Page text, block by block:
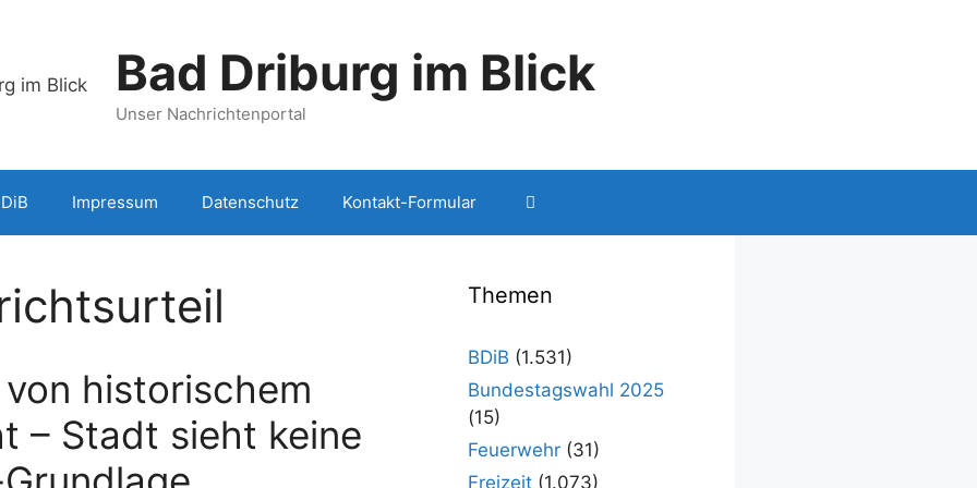
Bad Driburg im Blick
Unser Nachrichtenportal
Impressum Datenschutz Kontakt-Formular
historischem
– Stadt sieht keine
Themen
BDiB (1.531)
Bundestagswahl 2025
(15)
Feuerwehr (31)
Freizeit (1.073)